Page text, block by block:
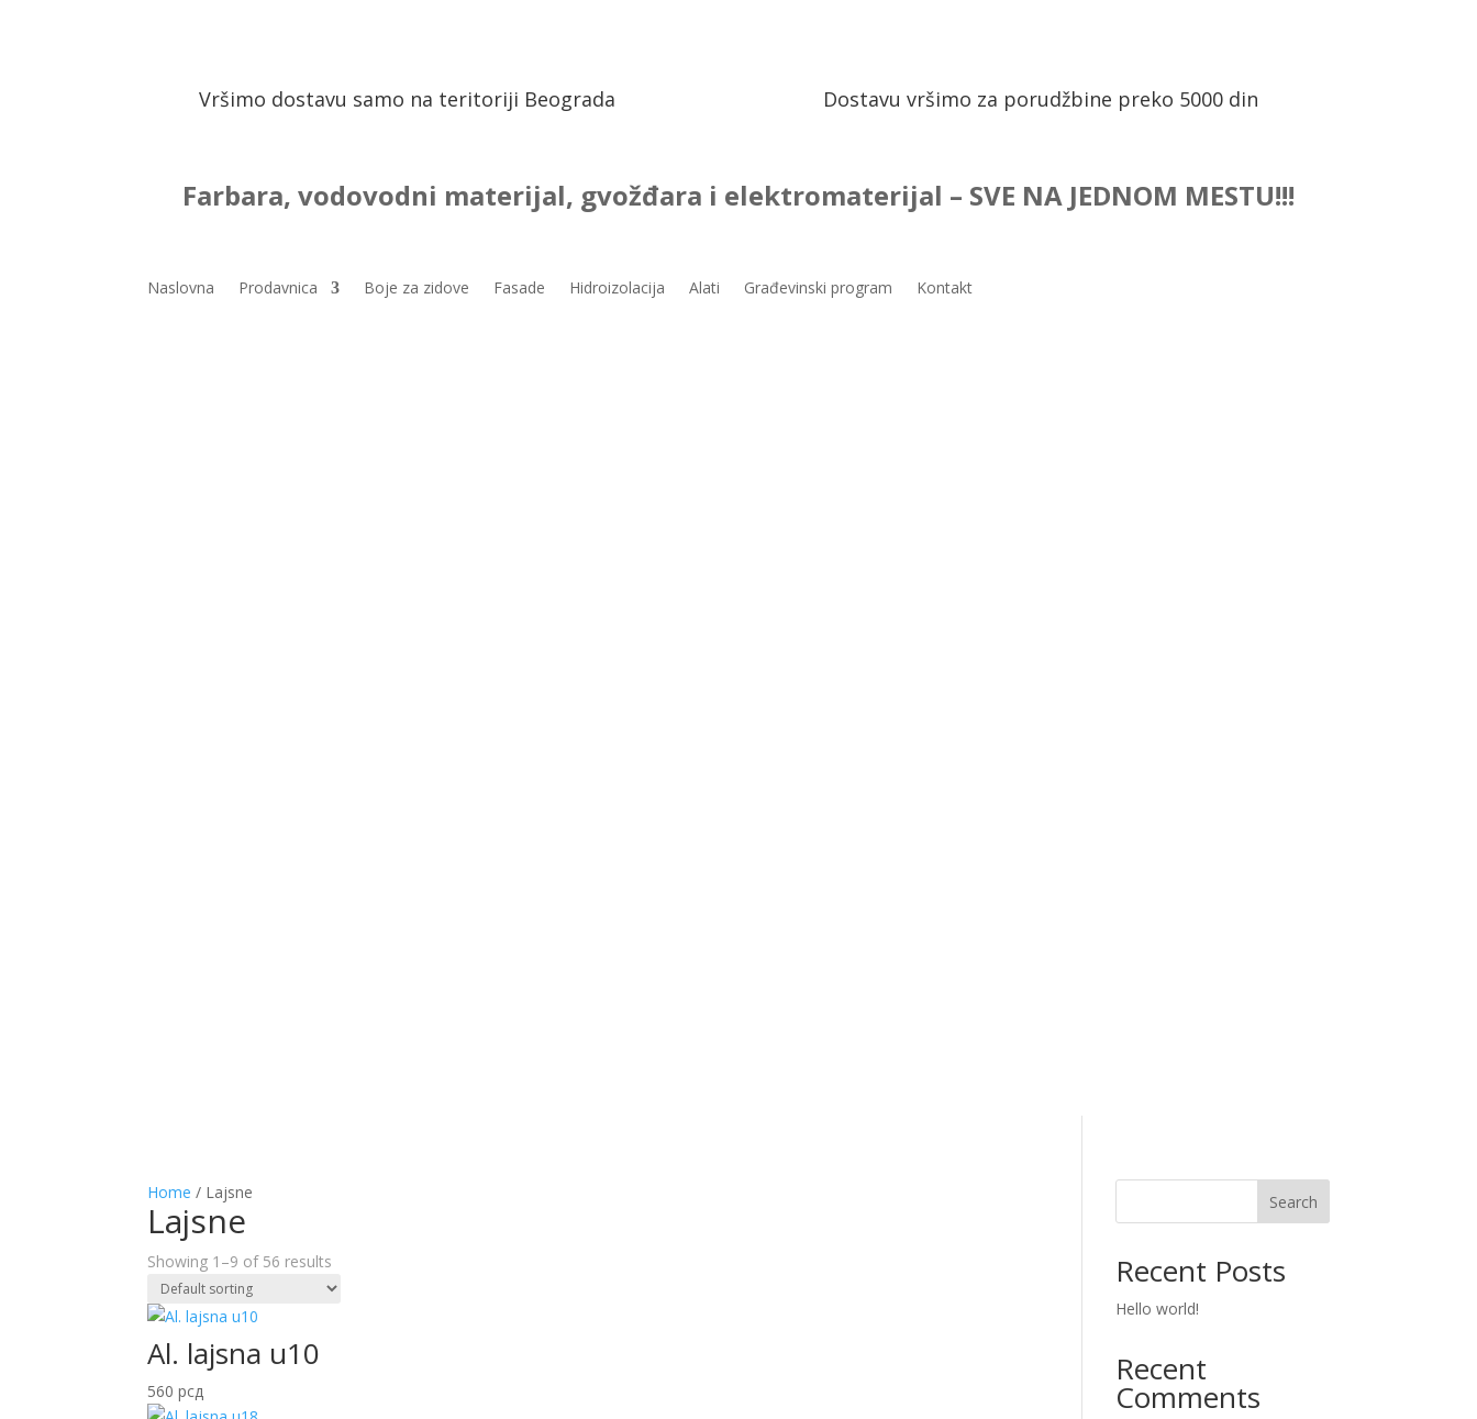
Vršimo dostavu samo na teritoriji Beograda Dostavu vršimo za porudžbine preko 5000 din
Farbara, vodovodni materijal, gvožđara i elektromaterijal – SVE NA JEDNOM MESTU!!!
Naslovna Prodavnica Boje za zidove Fasade Hidroizolacija Alati Građevinski program Kontakt
Home / Lajsne
Lajsne
Showing 1–9 of 56 results
Al. lajsna u10
560рсд
Search
Recent Posts
Hello world!
Recent
Comments